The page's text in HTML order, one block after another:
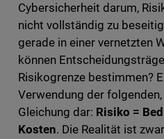
Cybersicherheit darum,
nicht vollständig zu
gerade in einer vernetzten
können
Risikogrenze bestimmen?
Verwendung der
Gleichung dar: Risiko =
Kosten. Die Realität ist